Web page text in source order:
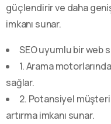
güçlendirir ve daha
imkanı sunar.
SEO uyumlu bir web
1. Arama
sağlar.
2. Potansiyel
artırma imkanı sunar.